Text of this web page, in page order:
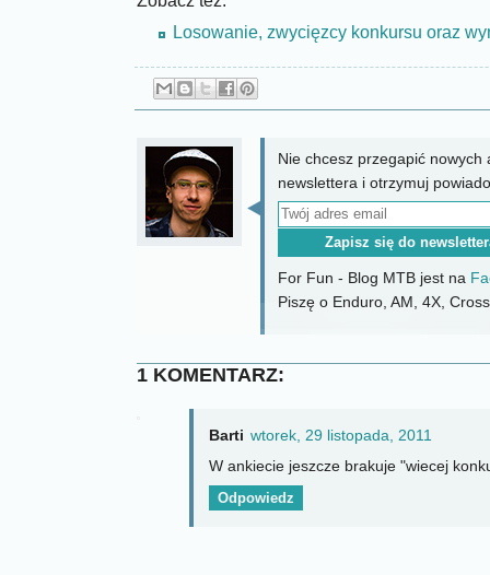
Losowanie, zwycięzcy konkursu oraz
Nie chcesz przegapić nowych
newslettera i otrzymuj
For Fun - Blog MTB jest na
Piszę o Enduro, AM, 4X,
1 KOMENTARZ:
Barti wtorek, 29 listopada, 2011
W ankiecie jeszcze brakuje "wiecej
Odpowiedz